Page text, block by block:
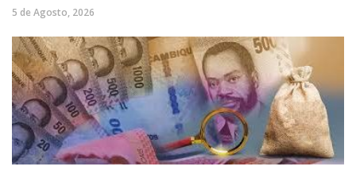
5 de Agosto, 2026